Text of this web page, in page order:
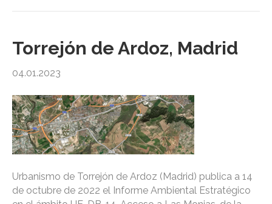
Torrejón de Ardoz, Madrid
04.01.2023
Urbanismo de Torrejón de Ardoz (Madrid) publica a 14
de octubre de 2022 el Informe Ambiental Estratégico